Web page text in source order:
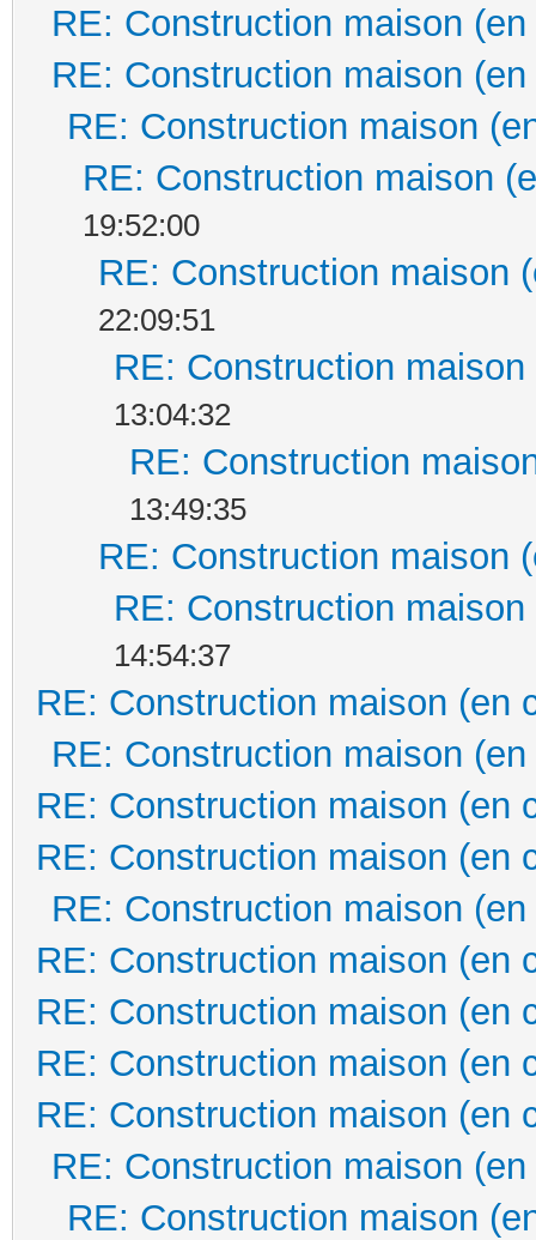
RE: Construction maison
RE: Construction maison
RE: Construction maison
RE: Construction maison
19:52:00
RE: Construction maison
22:09:51
RE: Construction
13:04:32
RE: Construction
13:49:35
RE: Construction maison
RE: Construction
14:54:37
RE: Construction maison (en
RE: Construction maison
RE: Construction maison (en
RE: Construction maison (en
RE: Construction maison
RE: Construction maison (en
RE: Construction maison (en
RE: Construction maison (en
RE: Construction maison (en
RE: Construction maison
RE: Construction maison